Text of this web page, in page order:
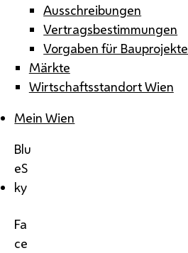
Ausschreibungen
Vertragsbestimmungen
Vorgaben für Bauprojekte
Märkte
Wirtschaftsstandort Wien
Mein Wien
Blu
eS
ky
Fa
ce